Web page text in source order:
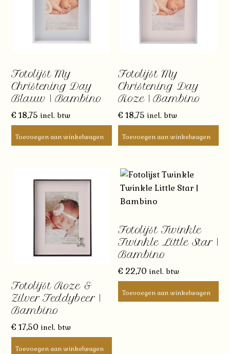
Fotolijst My
Christening Day
Blauw | Bambino
€ 18,75 incl. btw
Toevoegen aan winkelwagen
Fotolijst My
Christening Day
Roze | Bambino
€ 18,75 incl. btw
Toevoegen aan winkelwagen
Fotolijst Roze &
Zilver Teddybeer |
Bambino
€ 17,50 incl. btw
Toevoegen aan winkelwagen
Fotolijst Twinkle
Twinkle Little Star |
Bambino
€ 22,70 incl. btw
Toevoegen aan winkelwagen